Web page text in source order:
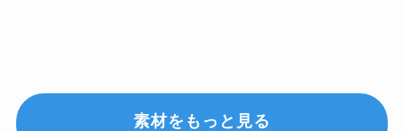
素材をもっと見る